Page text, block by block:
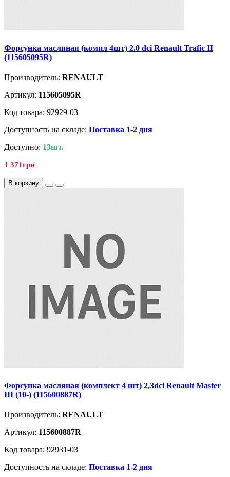
Форсунка масляная (компл 4шт) 2.0 dci Renault Trafic II
(115605095R)
Производитель: RENAULT
Артикул: 115605095R
Код товара: 92929-03
Доступность на складе: Поставка 1-2 дня
Доступно: 13шт.
1 371грн
В корзину
Форсунка масляная (комплект 4 шт) 2,3dci Renault Master
III (10-) (115600887R)
Производитель: RENAULT
Артикул: 115600887R
Код товара: 92931-03
Доступность на складе: Поставка 1-2 дня